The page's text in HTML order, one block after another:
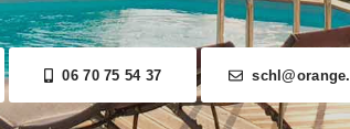
06 70 75 54 37